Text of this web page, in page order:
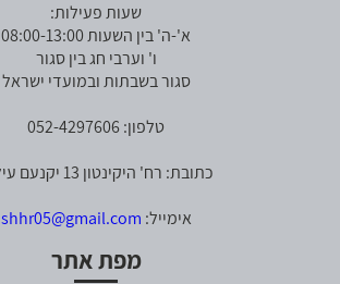
שעות פעילות:
א'-ה' בין השעות 08:00-13:00
ו' וערבי חג בין סגור
סגור בשבתות ובמועדי ישראל
טלפון: 052-4297606
כתובת: רח' היקינטון 13 יקנעם עילית
אימייל: shhr05@gmail.com
מפת אתר